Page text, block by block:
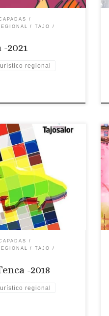
TAJO
2021
regional
Hora: 11:00 Lugar:
la Tenca: La Fiesta de
Turístico
se celebrará este
próximo 25 de agosto.
sobre la edición
TAJO
-2018
regional